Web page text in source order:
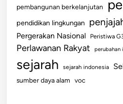
pembangunan berkelanjutan
pendidikan lingkungan
Pergerakan Nasional Peristiwa
Perlawanan Rakyat perubahan
sejarah sejarah indonesia
sumber daya alam voc